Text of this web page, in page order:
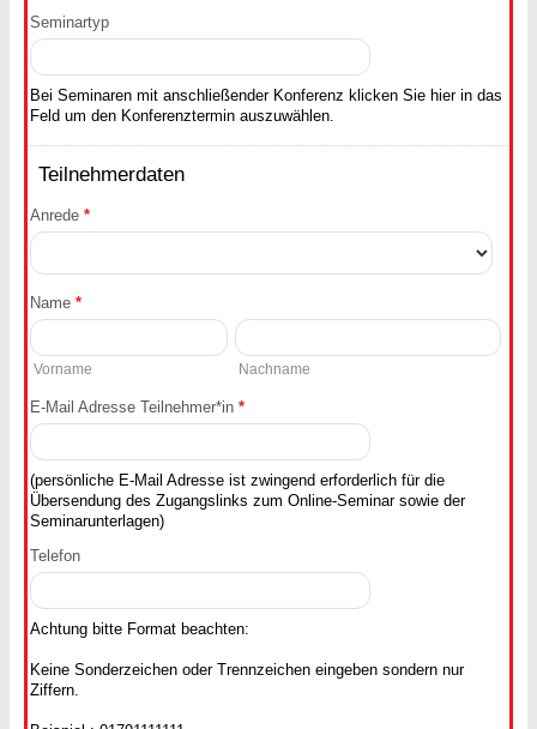
Seminartyp
Bei Seminaren mit anschließender Konferenz klicken Sie hier in das
Feld um den Konferenztermin auszuwählen.
Teilnehmerdaten
Anrede *
Name *
Vorname Nachname
E-Mail Adresse Teilnehmer*in *
(persönliche E-Mail Adresse ist zwingend erforderlich für die
Übersendung des Zugangslinks zum Online-Seminar sowie der
Seminarunterlagen)
Telefon
Achtung bitte Format beachten:
Keine Sonderzeichen oder Trennzeichen eingeben sondern nur
Ziffern.